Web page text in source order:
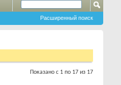
Расширенный поиск
Показано с 1 по 17 из 17